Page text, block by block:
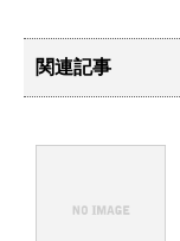
関連記事